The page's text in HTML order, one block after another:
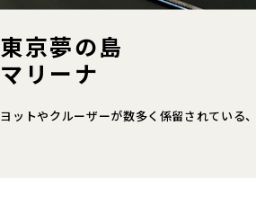
東京夢の島
マリーナ
ヨットやクルーザーが数多く係留されている